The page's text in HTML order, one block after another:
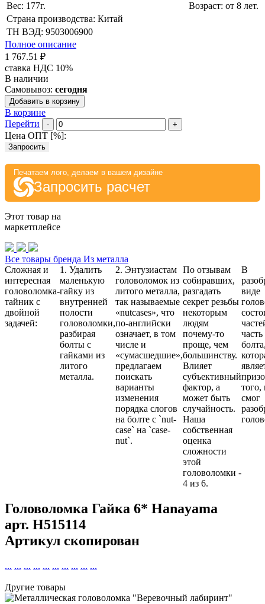
Вес: 177г.
Возраст: от 8 лет.
Страна производства: Китай
ТН ВЭД: 9503006900
Полное описание
1 767.51 ₽
ставка НДС 10%
В наличии
Самовывоз: сегодня
Добавить в корзину
В корзине
Перейти
- +
Цена ОПТ [%]:
Запросить
Печатаем лого, делаем в вашем дизайне
Запросить расчет
Этот товар на
маркетплейсе
Все товары бренда Из металла
Сложная и
интересная
головоломка-
тайник с
двойной
задачей:
1. Удалить
маленькую
гайку из
внутренней
полости
головоломки,
разбирая
болты с
гайками из
литого
металла.
2. Энтузиастам
головоломок из
литого металла,
так называемые
«nutcases», что
по-английски
означает, в том
числе и
«сумасшедшие»,
предлагаем
поискать
варианты
изменения
порядка слогов
на болте с `nut-
case` на `case-
nut`.
По отзывам
собиравших,
разгадать
секрет резьбы
некоторым
людям
почему-то
проще, чем
большинству.
Влияет
субъективный
фактор, а
может быть
случайность.
Наша
собственная
оценка
сложности
этой
головоломки -
4 из 6.
В
виде
того,
смог
Головоломка Гайка 6* Hanayama
арт. H515114
Артикул скопирован
... ... ... ... ... ... ... ... ... ...
Другие товары